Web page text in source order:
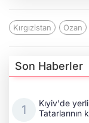
Kırgızistan Ozan
Son Haberler
Kıyiv'de yerli
Tatarlarının